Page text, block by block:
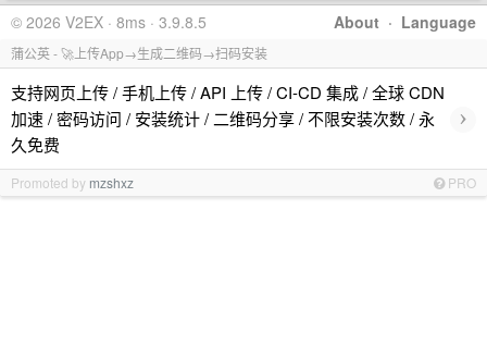
About · Language
© 2026 V2EX · 8ms · 3.9.8.5
蒲公英 - 🚀上传App→生成二维码→扫码安装
支持网页上传 / 手机上传 / API 上传 / CI-CD 集成 / 全球 CDN
加速 / 密码访问 / 安装统计 / 二维码分享 / 不限安装次数 / 永
久免费
›
Promoted by mzshxz PRO